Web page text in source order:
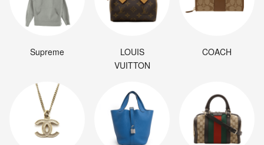
Supreme
LOUIS
VUITTON
COACH